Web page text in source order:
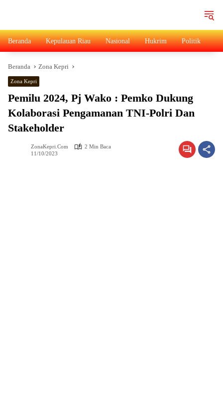
Beranda Kepulauan Riau Nasional Hukrim Politik
Beranda Zona Kepri
Zona Kepri
Pemilu 2024, Pj Wako : Pemko Dukung
Kolaborasi Pengamanan TNI-Polri Dan
Stakeholder
ZonaKepri.com
2 Min Baca
11/10/2023